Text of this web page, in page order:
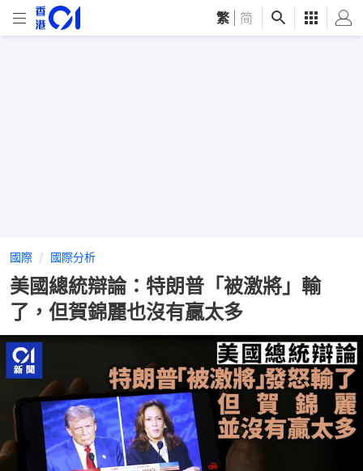
繁 简
國際 國際分析
美國總統辯論：特朗普「被激將」輸
了，但賀錦麗也沒有贏太多